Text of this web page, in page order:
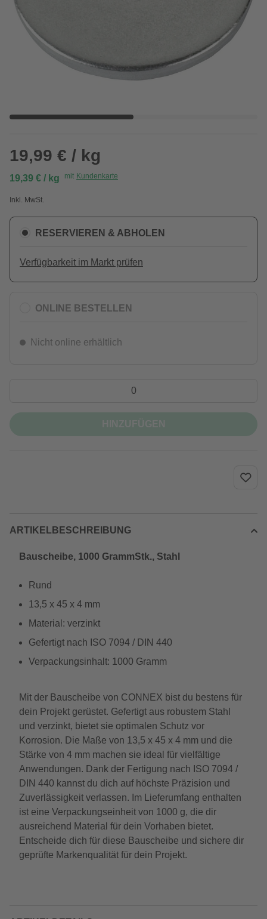
19,99 € / kg
19,39 € / kg mit Kundenkarte
Inkl. MwSt.
RESERVIEREN & ABHOLEN
Verfügbarkeit im Markt prüfen
ONLINE BESTELLEN
Nicht online erhältlich
ARTIKELBESCHREIBUNG
Bauscheibe, 1000 GrammStk., Stahl
Rund
13,5 x 45 x 4 mm
Material: verzinkt
Gefertigt nach ISO 7094 / DIN 440
Verpackungsinhalt: 1000 Gramm
Mit der Bauscheibe von CONNEX bist du bestens für
dein Projekt gerüstet. Gefertigt aus robustem Stahl
und verzinkt, bietet sie optimalen Schutz vor
Korrosion. Die Maße von 13,5 x 45 x 4 mm und die
Stärke von 4 mm machen sie ideal für vielfältige
Anwendungen. Dank der Fertigung nach ISO 7094 /
DIN 440 kannst du dich auf höchste Präzision und
Zuverlässigkeit verlassen. Im Lieferumfang enthalten
ist eine Verpackungseinheit von 1000 g, die dir
ausreichend Material für dein Vorhaben bietet.
Entscheide dich für diese Bauscheibe und sichere dir
geprüfte Markenqualität für dein Projekt.